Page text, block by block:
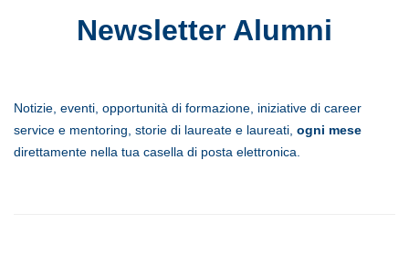
Newsletter Alumni
Notizie, eventi, opportunità di formazione, iniziative di career
service e mentoring, storie di laureate e laureati, ogni mese
direttamente nella tua casella di posta elettronica.